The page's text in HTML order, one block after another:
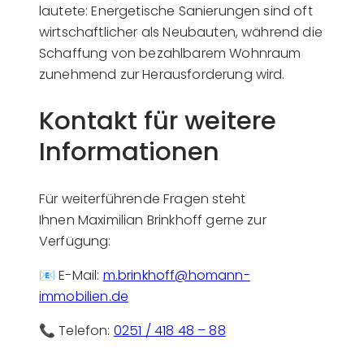
lautete: Energetische Sanierungen sind oft
wirtschaftlicher als Neubauten, während die
Schaffung von bezahlbarem Wohnraum
zunehmend zur Herausforderung wird.
Kontakt für weitere
Informationen
Für weiterführende Fragen steht
Ihnen Maximilian Brinkhoff gerne zur
Verfügung:
📧 E-Mail: m.brinkhoff@homann-
immobilien.de
📞 Telefon: 0251 / 418 48 – 88